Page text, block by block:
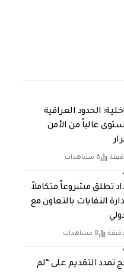
الحدود العراقية
عالياً من الأمن
6 مشاهدات
تطلق مشروعاً متكاملاً
النفايات بالتعاون مع
8 مشاهدات
تمدد التقديم على “لم